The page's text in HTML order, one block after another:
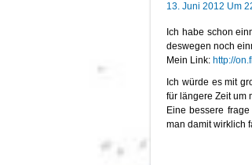
13. Juni 2012 Um
Ich habe schon
deswegen noch
Mein Link: http://
Ich würde es mit
für längere Zeit um
Eine bessere
man damit wirklich